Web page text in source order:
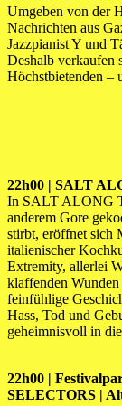
Umgeben von der
Nachrichten aus
Jazzpianist Y und
Deshalb verkaufen
Höchstbietenden –
22h00 | SALT
In SALT ALONG
anderem Gore
stirbt, eröffnet sich
italienischer
Extremity, allerlei
klaffenden
feinfühlige
Hass, Tod und
geheimnisvoll in
22h00 |
SELECTORS |